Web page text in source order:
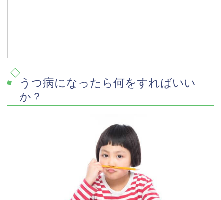
うつ病になったら何をすればいい
か？